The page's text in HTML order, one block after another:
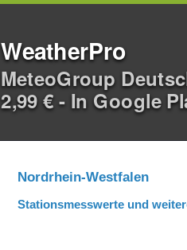
WeatherPro
MeteoGroup
2,99 € - In Google
Nordrhein-Westfalen
Stationsmesswerte und